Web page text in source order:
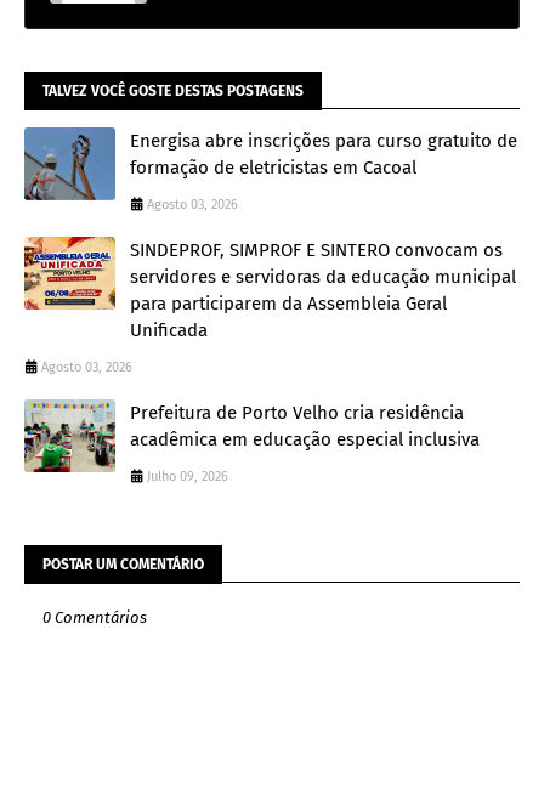
TALVEZ VOCÊ GOSTE DESTAS POSTAGENS
Energisa abre inscrições para curso gratuito de
formação de eletricistas em Cacoal
Agosto 03, 2026
SINDEPROF, SIMPROF E SINTERO convocam os
servidores e servidoras da educação municipal
para participarem da Assembleia Geral
Unificada
Agosto 03, 2026
Prefeitura de Porto Velho cria residência
acadêmica em educação especial inclusiva
Julho 09, 2026
POSTAR UM COMENTÁRIO
0 Comentários